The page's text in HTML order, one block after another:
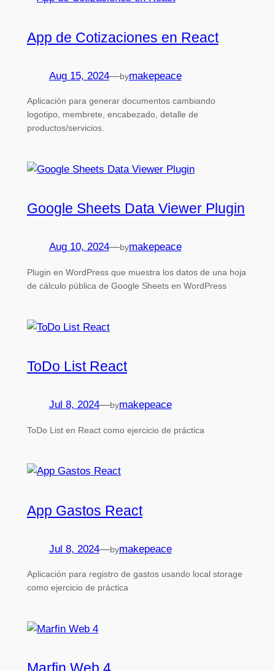
App de Cotizaciones en React
Aug 15, 2024—bymakepeace
Aplicación para generar documentos cambiando
logotipo, membrete, encabezado, detalle de
productos/servicios.
Google Sheets Data Viewer Plugin
Aug 10, 2024—bymakepeace
Plugin en WordPress que muestra los datos de una hoja
de cálculo pública de Google Sheets en WordPress
ToDo List React
Jul 8, 2024—bymakepeace
ToDo List en React como ejercicio de práctica
App Gastos React
Jul 8, 2024—bymakepeace
Aplicación para registro de gastos usando local storage
como ejercicio de práctica